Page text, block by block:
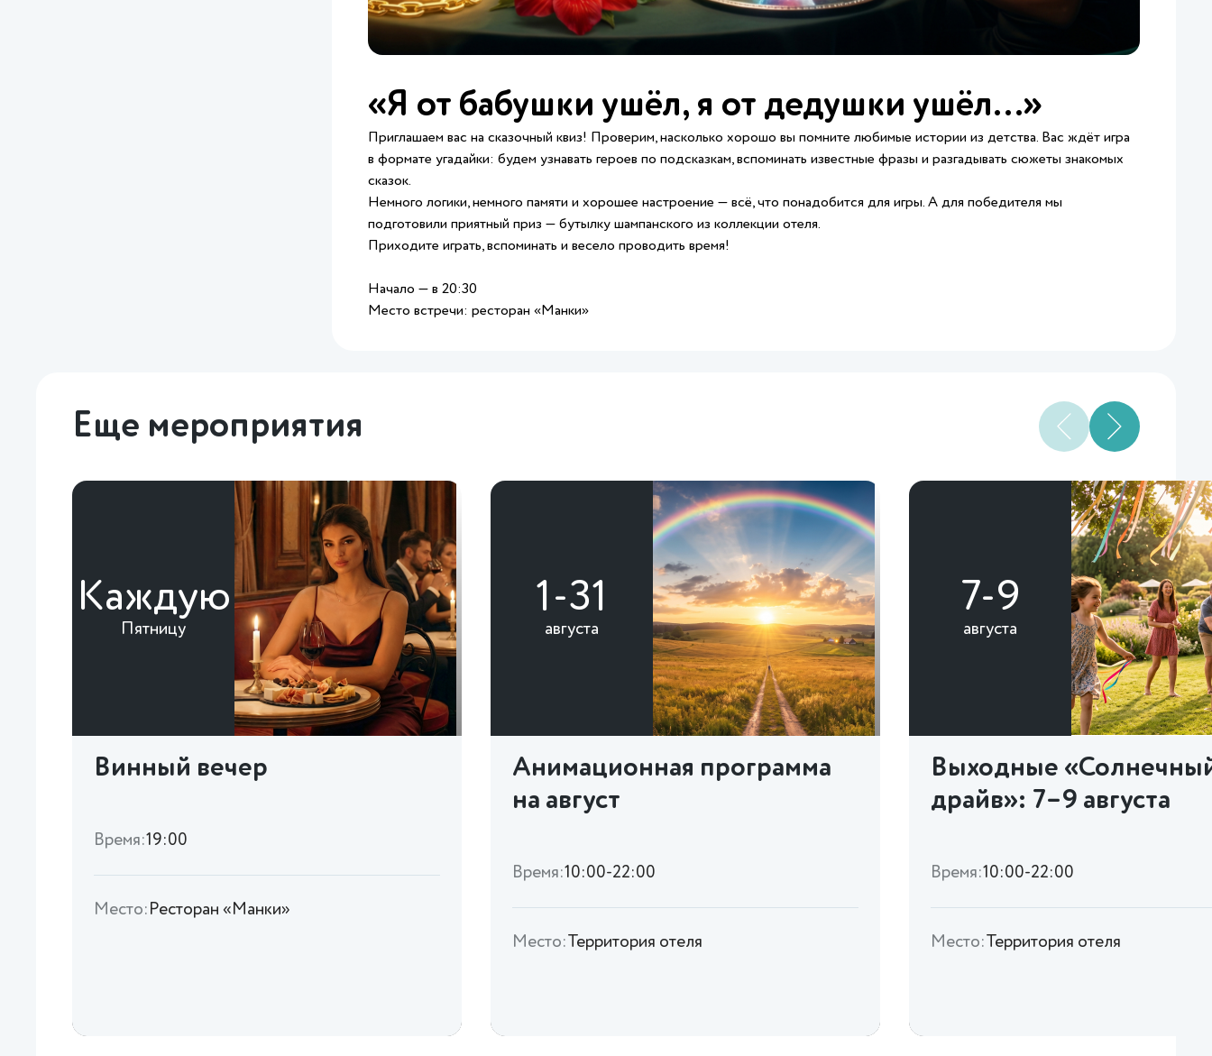
«Я от бабушки ушёл, я от дедушки ушёл…»
Приглашаем вас на сказочный квиз! Проверим, насколько хорошо вы помните любимые истории из детства. Вас ждёт игра
в формате угадайки: будем узнавать героев по подсказкам, вспоминать известные фразы и разгадывать сюжеты знакомых
сказок.
Немного логики, немного памяти и хорошее настроение — всё, что понадобится для игры. А для победителя мы
подготовили приятный приз — бутылку шампанского из коллекции отеля.
Приходите играть, вспоминать и весело проводить время!
Начало — в 20:30
Место встречи: ресторан «Манки»
Еще мероприятия
Каждую
Пятницу
Винный вечер
Время:19:00
Место: Ресторан «Манки»
1-31
августа
Анимационная программа
на август
Время:10:00-22:00
Место:Территория отеля
7-9
августа
Выходные
драйв»: 7–9 августа
Время:10:00-22:00
Место:Территория отеля